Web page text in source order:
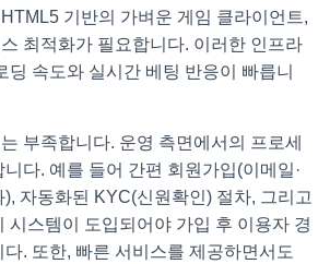
기반의 가벼운 게임 클라이언트,
최적화가 필요합니다. 이러한 인프라
딩 속도와 실시간 베팅 반응이 빠릅니
부족합니다. 운영 측면에서의 프로세
다. 예를 들어 간편 회원가입(이메일·
자동화된 KYC(신원확인) 절차, 그리고
시스템이 도입되어야 가입 후 이용자 경
. 또한, 빠른 서비스를 제공하면서도